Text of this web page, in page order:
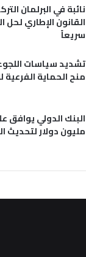
نائبة في البرلمان
القانون الإطاري لحل
سريعاً
تشديد سياسات
منح الحماية الفرعية
مليون دولار لتحديث